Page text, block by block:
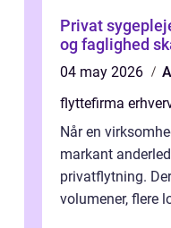
Privat sygepleje i
og faglighed
04 may 2026
flyttefirma
Når en
markant
privatflytning.
volumener, flere